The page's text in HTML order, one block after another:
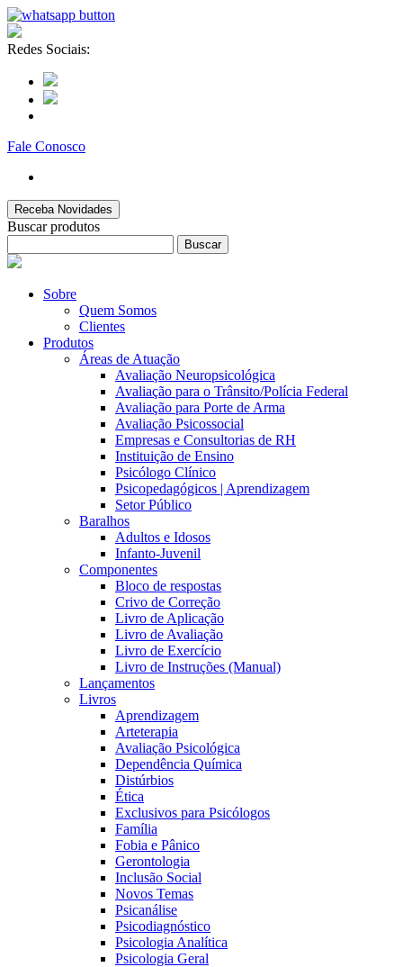
Redes Sociais:
Fale Conosco
Receba Novidades
Buscar produtos
Buscar
Sobre
Quem Somos
Clientes
Produtos
Áreas de Atuação
Avaliação Neuropsicológica
Avaliação para o Trânsito/Polícia Federal
Avaliação para Porte de Arma
Avaliação Psicossocial
Empresas e Consultorias de RH
Instituição de Ensino
Psicólogo Clínico
Psicopedagógicos | Aprendizagem
Setor Público
Baralhos
Adultos e Idosos
Infanto-Juvenil
Componentes
Bloco de respostas
Crivo de Correção
Livro de Aplicação
Livro de Avaliação
Livro de Exercício
Livro de Instruções (Manual)
Lançamentos
Livros
Aprendizagem
Arteterapia
Avaliação Psicológica
Dependência Química
Distúrbios
Ética
Exclusivos para Psicólogos
Família
Fobia e Pânico
Gerontologia
Inclusão Social
Novos Temas
Psicanálise
Psicodiagnóstico
Psicologia Analítica
Psicologia Geral